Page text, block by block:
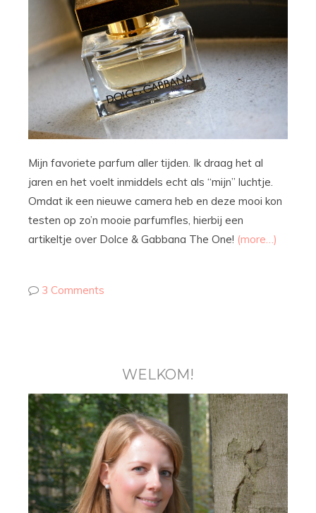
Mijn favoriete parfum aller tijden. Ik draag het al
jaren en het voelt inmiddels echt als “mijn” luchtje.
Omdat ik een nieuwe camera heb en deze mooi kon
testen op zo’n mooie parfumfles, hierbij een
artikeltje over Dolce & Gabbana The One! (more…)
3 Comments
WELKOM!